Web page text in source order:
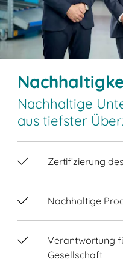
Nachhaltige
aus tiefster
Zertifizierung
Nachhaltige
Verantwortung
Gesellschaft